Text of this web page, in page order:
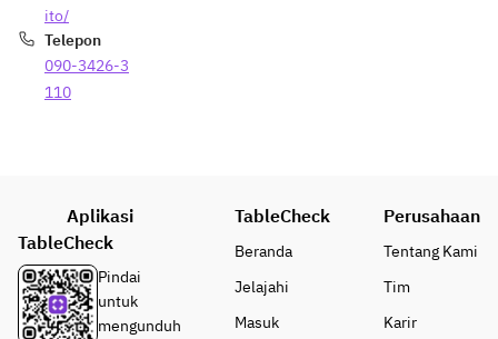
ito/
Telepon
090-3426-3
110
Aplikasi
TableCheck
Pindai
untuk
mengunduh
TableCheck
Beranda
Jelajahi
Masuk
Perusahaan
Tentang Kami
Tim
Karir